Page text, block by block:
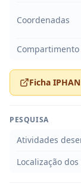
Coordenadas
Compartimento
Ficha IPHAN
PESQUISA
Atividades
Localização